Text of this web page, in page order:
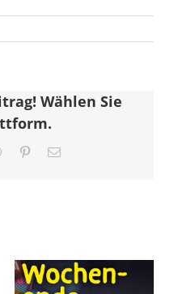
Wählen Sie
WhatsApp
Pinterest
E-